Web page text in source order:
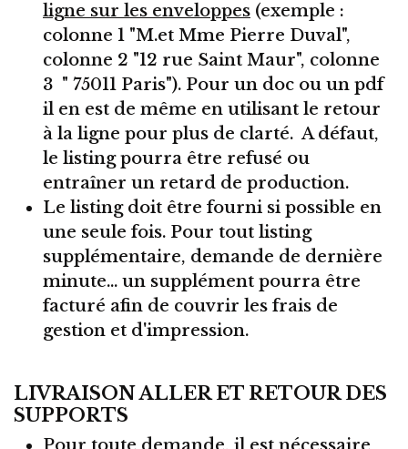
ligne sur les enveloppes (exemple :
colonne 1 "M.et Mme Pierre Duval",
colonne 2 "12 rue Saint Maur", colonne
3 " 75011 Paris"). Pour un doc ou un pdf
il en est de même en utilisant le retour
à la ligne pour plus de clarté. A défaut,
le listing pourra être refusé ou
entraîner un retard de production.
Le listing doit être fourni si possible en
une seule fois. Pour tout listing
supplémentaire, demande de dernière
minute... un supplément pourra être
facturé afin de couvrir les frais de
gestion et d'impression.
LIVRAISON ALLER ET RETOUR DES
SUPPORTS